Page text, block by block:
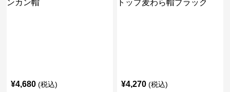
¥4,680 (税込) ¥4,270 (税込)